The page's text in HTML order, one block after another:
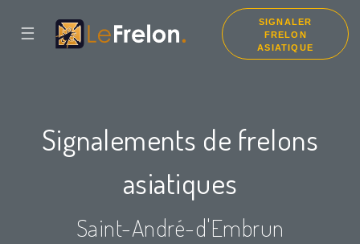
☰
SIGNALER
FRELON
ASIATIQUE
Signalements de frelons
asiatiques
Saint-André-d'Embrun